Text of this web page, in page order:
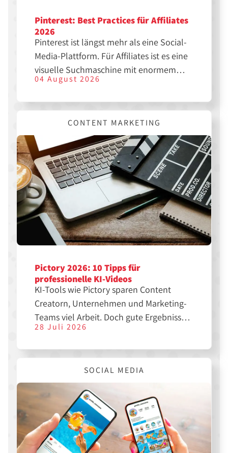
Pinterest: Best Practices für Affiliates
2026
Pinterest ist längst mehr als eine Social-
Media-Plattform. Für Affiliates ist es eine
visuelle Suchmaschine mit enormem
SEO-Potenzial. Wer die richtigen Pins
und Sales generieren. Hier erfährst du,
was dir dabei hilft.
04 August 2026
CONTENT MARKETING
Pictory 2026: 10 Tipps für
professionelle KI-Videos
KI-Tools wie Pictory sparen Content
Creatorn, Unternehmen und Marketing-
Teams viel Arbeit. Doch gute Ergebnisse
entstehen nicht automatisch. Mit den
Struktur und etwas Nachbearbeitung
lassen sich aus einfachen Texten
professionelle Videos für YouTube,
Instagram, TikTok oder LinkedIn
erstellen.
28 Juli 2026
SOCIAL MEDIA